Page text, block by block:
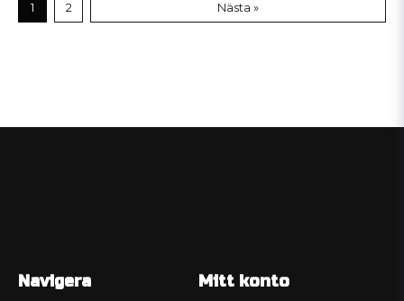
1 2 Nästa »
Navigera Mitt konto